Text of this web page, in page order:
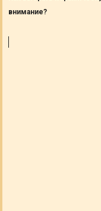
внимание?